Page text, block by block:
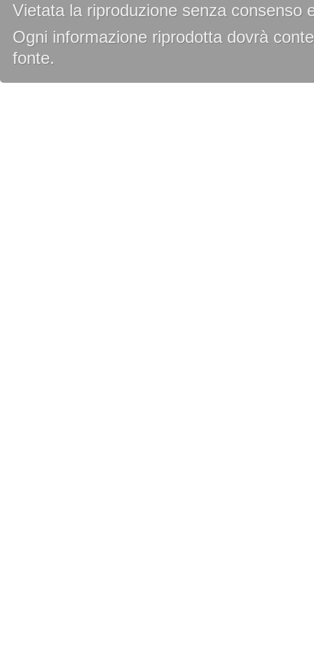
Vietata la riproduzione senza consenso
Ogni informazione riprodotta dovrà
fonte.